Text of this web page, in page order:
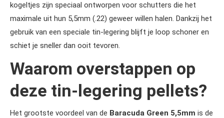
kogeltjes zijn speciaal ontworpen voor schutters die het
maximale uit hun 5,5mm (.22) geweer willen halen. Dankzij het
gebruik van een speciale tin-legering blijft je loop schoner en
schiet je sneller dan ooit tevoren.
Waarom overstappen op
deze tin-legering pellets?
Het grootste voordeel van de Baracuda Green 5,5mm is de